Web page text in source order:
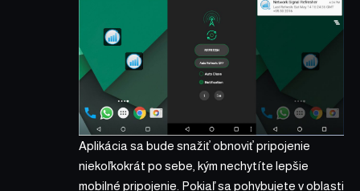
Aplikácia sa bude snažiť obnoviť pripojenie
niekoľkokrát po sebe, kým nechytíte lepšie
mobilné pripojenie. Pokiaľ sa pohybujete v oblasti